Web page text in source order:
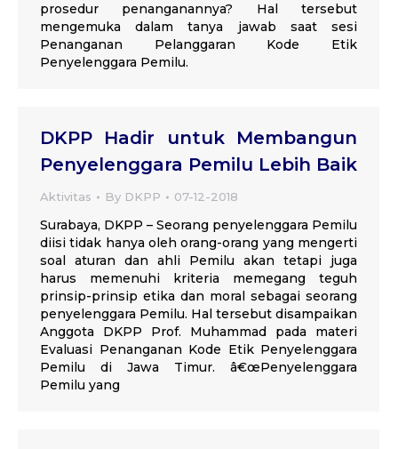
prosedur penanganannya? Hal tersebut
mengemuka dalam tanya jawab saat sesi
Penanganan Pelanggaran Kode Etik
Penyelenggara Pemilu.
DKPP Hadir untuk Membangun
Penyelenggara Pemilu Lebih Baik
Aktivitas By DKPP 07-12-2018
Surabaya, DKPP – Seorang penyelenggara Pemilu
diisi tidak hanya oleh orang-orang yang mengerti
soal aturan dan ahli Pemilu akan tetapi juga
harus memenuhi kriteria memegang teguh
prinsip-prinsip etika dan moral sebagai seorang
penyelenggara Pemilu. Hal tersebut disampaikan
Anggota DKPP Prof. Muhammad pada materi
Evaluasi Penanganan Kode Etik Penyelenggara
Pemilu di Jawa Timur. â€œPenyelenggara
Pemilu yang